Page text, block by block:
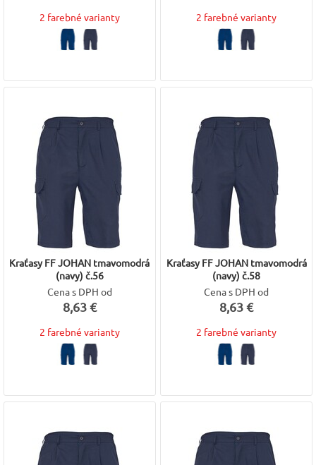
2 farebné varianty 2 farebné varianty
Kraťasy FF JOHAN tmavomodrá
(navy) č.56
Cena s DPH od
8,63 €
2 farebné varianty
Kraťasy FF JOHAN tmavomodrá
(navy) č.58
Cena s DPH od
8,63 €
2 farebné varianty